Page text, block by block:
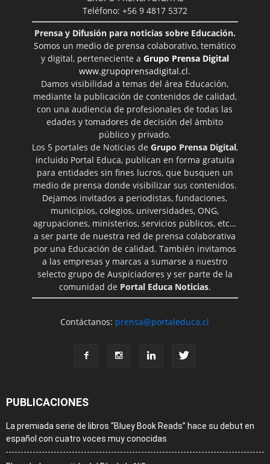
Teléfono: +56 9 4817 5372
Prensa y Difusión para noticias sobre Educación.
Somos un medio de prensa colaborativo, temático
y digital, perteneciente a Grupo Prensa Digital
www.grupoprensadigital.cl.
Damos visibilidad a temas del área Educación,
mediante la publicación de contenidos de calidad,
con una audiencia de profesionales de todas las
edades y tomadores de decisión del ámbito
público y privado.
Los 5 portales de Noticias de Grupo Prensa Digital,
incluido Portal Educa, publican en forma gratuita
para entidades sin fines lucros, que busquen un
medio de prensa donde visibilizar sus contenidos.
Dejamos invitados a periodistas, fundaciones,
municipios, colegios, universidades, ONG,
agrupaciones, ministerios, servicios públicos, etc…
a ser parte de nuestra red de prensa colaborativa
por una Educación de calidad. También invitamos
a las empresas y marcas a sumarse a nuestro
selecto grupo de Auspiciadores y ser parte de la
comunidad de Portal Educa Noticias.
Contáctanos: prensa@portaleduca.cl
PUBLICACIONES
La premiada serie de libros “Bluey Book Reads” hace su debut en
español con cuatro voces muy conocidas